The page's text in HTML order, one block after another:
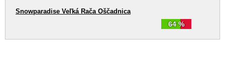
64 %
Snowparadise Veľká Rača Oščadnica